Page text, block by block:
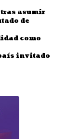
tras asumir
de
como
invitado